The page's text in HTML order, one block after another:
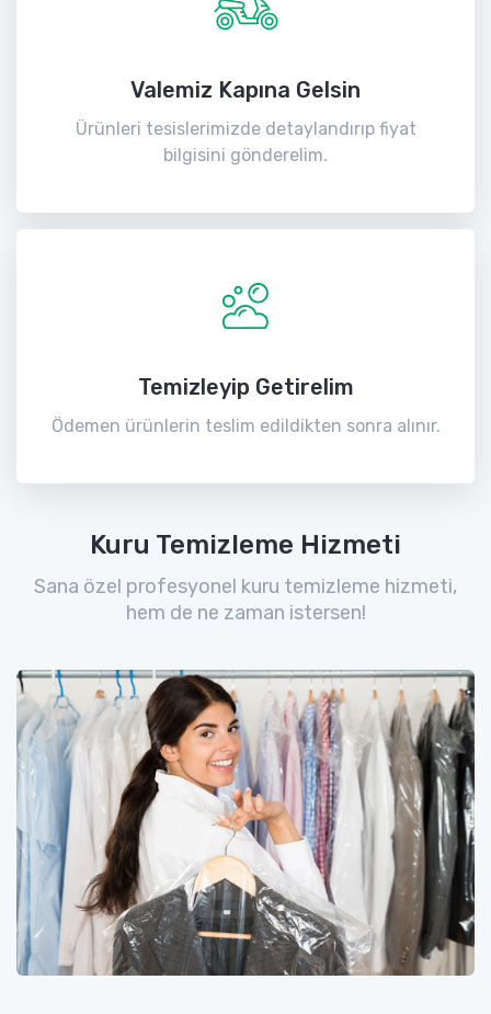
Valemiz Kapına Gelsin
Ürünleri tesislerimizde detaylandırıp fiyat
bilgisini gönderelim.
Temizleyip Getirelim
Ödemen ürünlerin teslim edildikten sonra alınır.
Kuru Temizleme Hizmeti
Sana özel profesyonel kuru temizleme hizmeti,
hem de ne zaman istersen!